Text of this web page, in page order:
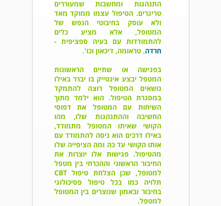
התנהגות ומחשבות שמעוררים
טריגרים. הטיפול עצמו ממוקד מאד
ולא עוסק בחיבוטי הנפש של
המטופל, אלא מציע כלים
להתמודדות עם בעיה ספציפית -
חרדה, טראומה, דיכאון וכו'.
בפגישה או שתיים הראשונות
המטפל יבצע אינטייק בו יברר באילו
נושאים המטופל רוצה להתמקד
במסגרת הטיפול. הוא ילמד מתוך
השיחות עם המטופל את דפוסי
החשיבה וההתנהגות שלו, מהו
הקושי שאיתו המטופל מתמודד,
באילו דרכים הוא ניסה להתמודד עם
אותו הקושי עד כה ומה הציפייה שלו
מהטיפול. פגישות אלו יוצרות את
החיבור הראשוני וההכרחי בין מטפל
למטופל, שכן הצלחת טיפול CBT
תלויה כמו בכל טיפול פסיכולוגי
בחיבור ובאמון שנוצרים בין המטופל
למטפל.